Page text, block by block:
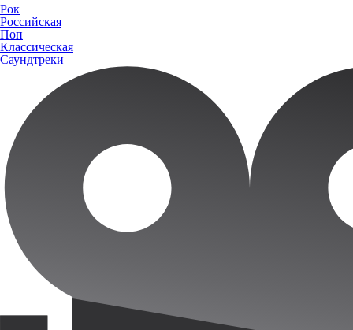
Рок
Российская
Поп
Классическая
Саундтреки